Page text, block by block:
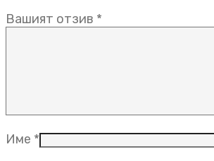
Вашият отзив *
Име *